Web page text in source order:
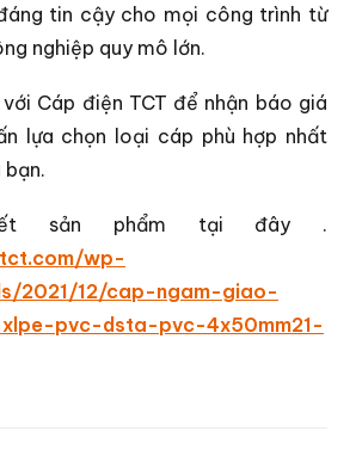
tin cậy cho mọi công trình từ
nghiệp quy mô lớn.
Cáp điện TCT để nhận báo giá
lựa chọn loại cáp phù hợp nhất
bạn.
sản phẩm tại đây .
wp-
2021/12/cap-ngam-giao-
pvc-dsta-pvc-4x50mm21-